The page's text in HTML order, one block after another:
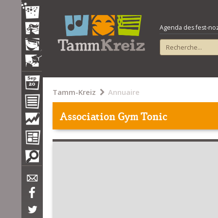
Agenda des fest-
Tamm-Kreiz Annuaire
Association Gym Tonic